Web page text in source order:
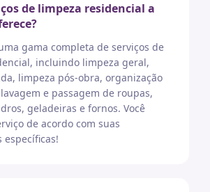
de limpeza residencial a
gama completa de serviços de
incluindo limpeza geral,
limpeza pós-obra, organização
e passagem de roupas,
geladeiras e fornos. Você
de acordo com suas
específicas!